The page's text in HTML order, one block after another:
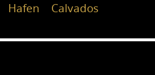
Hafen Calvados